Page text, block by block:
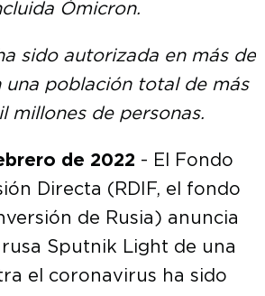
Ómicron.
sido autorizada en más de
una población total de más
millones de personas.
de 2022 - El Fondo
Directa (RDIF, el fondo
de Rusia) anuncia
Sputnik Light de una
el coronavirus ha sido